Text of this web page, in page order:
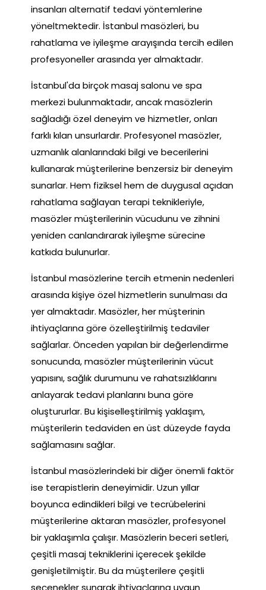
insanları alternatif tedavi yöntemlerine
yöneltmektedir. İstanbul masözleri, bu
rahatlama ve iyileşme arayışında tercih edilen
profesyoneller arasında yer almaktadır.
İstanbul'da birçok masaj salonu ve spa
merkezi bulunmaktadır, ancak masözlerin
sağladığı özel deneyim ve hizmetler, onları
farklı kılan unsurlardır. Profesyonel masözler,
uzmanlık alanlarındaki bilgi ve becerilerini
kullanarak müşterilerine benzersiz bir deneyim
sunarlar. Hem fiziksel hem de duygusal açıdan
rahatlama sağlayan terapi teknikleriyle,
masözler müşterilerinin vücudunu ve zihnini
yeniden canlandırarak iyileşme sürecine
katkıda bulunurlar.
İstanbul masözlerine tercih etmenin nedenleri
arasında kişiye özel hizmetlerin sunulması da
yer almaktadır. Masözler, her müşterinin
ihtiyaçlarına göre özelleştirilmiş tedaviler
sağlarlar. Önceden yapılan bir değerlendirme
sonucunda, masözler müşterilerinin vücut
yapısını, sağlık durumunu ve rahatsızlıklarını
anlayarak tedavi planlarını buna göre
oluştururlar. Bu kişiselleştirilmiş yaklaşım,
müşterilerin tedaviden en üst düzeyde fayda
sağlamasını sağlar.
İstanbul masözlerindeki bir diğer önemli faktör
ise terapistlerin deneyimidir. Uzun yıllar
boyunca edindikleri bilgi ve tecrübelerini
müşterilerine aktaran masözler, profesyonel
bir yaklaşımla çalışır. Masözlerin beceri setleri,
çeşitli masaj tekniklerini içerecek şekilde
genişletilmiştir. Bu da müşterilere çeşitli